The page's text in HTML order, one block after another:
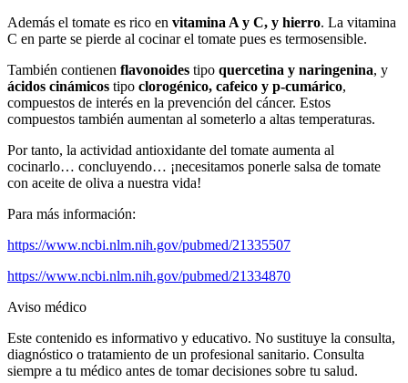
Además el tomate es rico en vitamina A y C, y hierro. La vitamina
C en parte se pierde al cocinar el tomate pues es termosensible.
También contienen flavonoides tipo quercetina y naringenina, y
ácidos cinámicos tipo clorogénico, cafeico y p-cumárico,
compuestos de interés en la prevención del cáncer. Estos
compuestos también aumentan al someterlo a altas temperaturas.
Por tanto, la actividad antioxidante del tomate aumenta al
cocinarlo… concluyendo… ¡necesitamos ponerle salsa de tomate
con aceite de oliva a nuestra vida!
Para más información:
https://www.ncbi.nlm.nih.gov/pubmed/21335507
https://www.ncbi.nlm.nih.gov/pubmed/21334870
Aviso médico
Este contenido es informativo y educativo. No sustituye la consulta,
diagnóstico o tratamiento de un profesional sanitario. Consulta
siempre a tu médico antes de tomar decisiones sobre tu salud.